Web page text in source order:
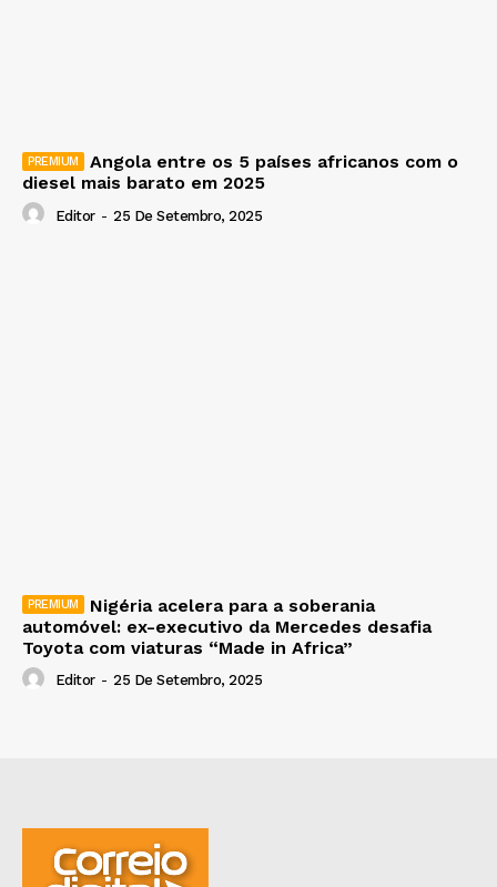
Angola entre os 5 países africanos com o
diesel mais barato em 2025
Editor - 25 De Setembro, 2025
Nigéria acelera para a soberania
automóvel: ex-executivo da Mercedes desafia
Toyota com viaturas “Made in Africa”
Editor - 25 De Setembro, 2025